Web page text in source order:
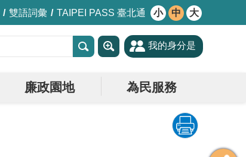
雙語詞彙 TAIPEI PASS 臺北通 小 中 大
我的身分是
廉政園地 為民服務